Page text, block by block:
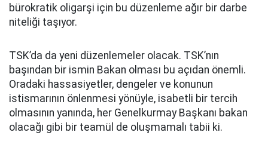
bürokratik oligarşi için bu düzenleme ağır bir darbe
niteliği taşıyor.
TSK’da da yeni düzenlemeler olacak. TSK’nın
başından bir ismin Bakan olması bu açıdan önemli.
Oradaki hassasiyetler, dengeler ve konunun
istismarının önlenmesi yönüyle, isabetli bir tercih
olmasının yanında, her Genelkurmay Başkanı bakan
olacağı gibi bir teamül de oluşmamalı tabii ki.